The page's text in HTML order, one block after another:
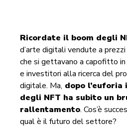
Ricordate il boom degli
d’arte digitali vendute a
che si gettavano a capofitto
e investitori alla ricerca del
digitale. Ma, dopo
degli NFT ha subito un
rallentamento. Cos’è
qual è il futuro del settore?